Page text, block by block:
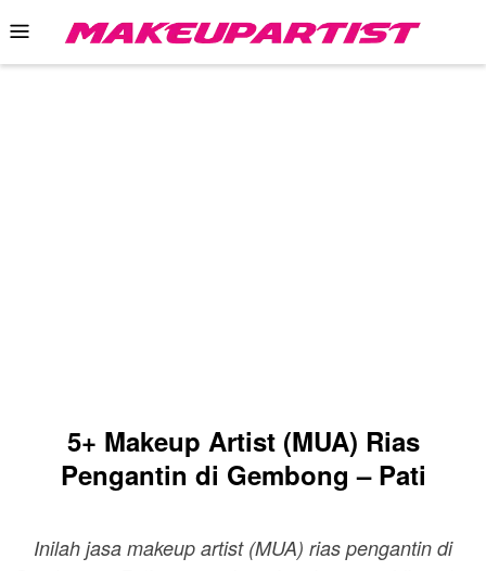
to
content
Mobile
Menu
5+ Makeup Artist (MUA) Rias
Pengantin di Gembong – Pati
Inilah jasa makeup artist (MUA) rias pengantin di